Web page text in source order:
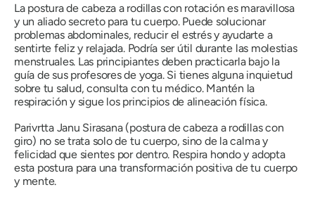
La postura de cabeza a rodillas con rotación es maravillosa
y un aliado secreto para tu cuerpo. Puede solucionar
problemas abdominales, reducir el estrés y ayudarte a
sentirte feliz y relajada. Podría ser útil durante las molestias
menstruales. Las principiantes deben practicarla bajo la
guía de sus profesores de yoga. Si tienes alguna inquietud
sobre tu salud, consulta con tu médico. Mantén la
respiración y sigue los principios de alineación física.
Parivrtta Janu Sirasana (postura de cabeza a rodillas con
giro) no se trata solo de tu cuerpo, sino de la calma y
felicidad que sientes por dentro. Respira hondo y adopta
esta postura para una transformación positiva de tu cuerpo
y mente.